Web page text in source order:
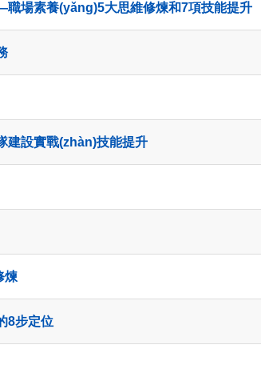
場素養(yǎng)5大思維修煉和7項技能提升
建設實戰(zhàn)技能提升
煉
8步定位